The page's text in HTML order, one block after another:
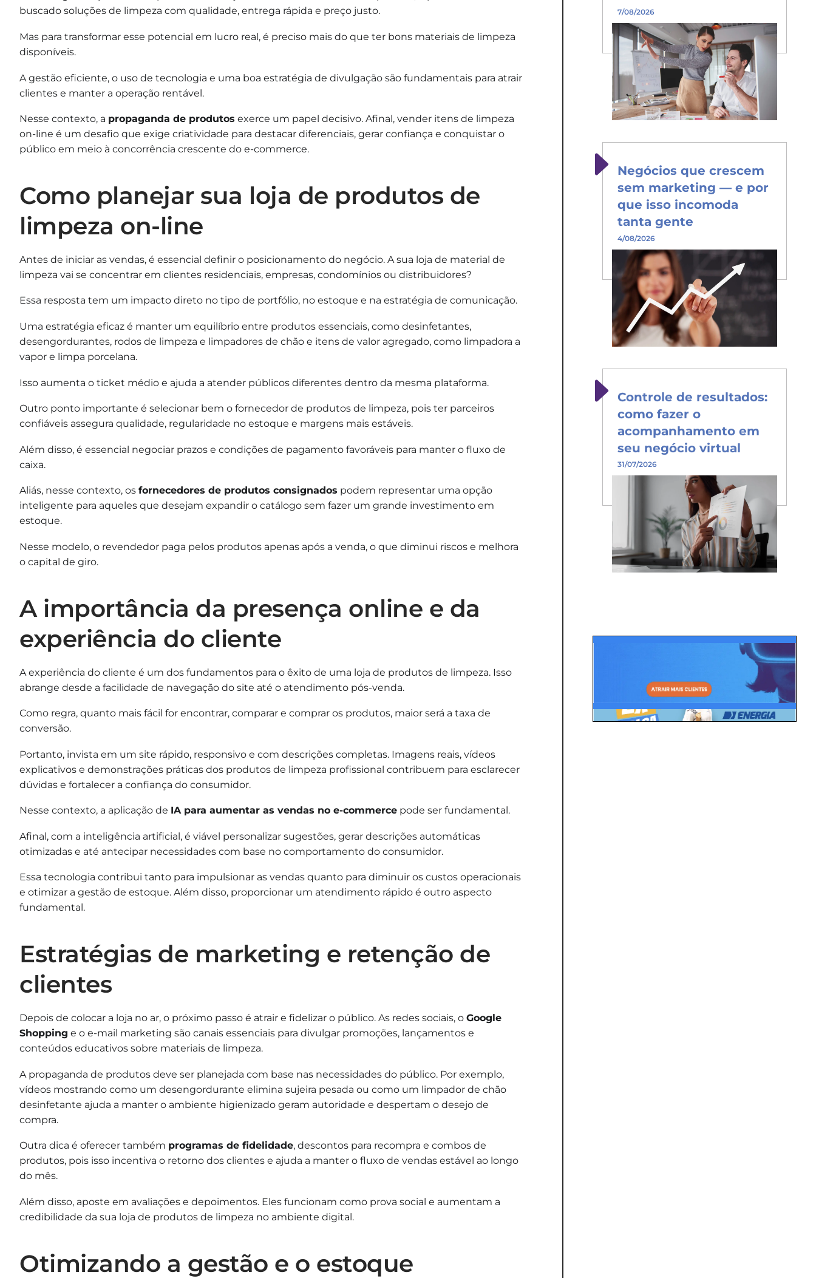
buscado soluções de limpeza com qualidade, entrega rápida e preço justo.
Mas para transformar esse potencial em lucro real, é preciso mais do que ter bons materiais de limpeza
disponíveis.
A gestão eficiente, o uso de tecnologia e uma boa estratégia de divulgação são fundamentais para atrair
clientes e manter a operação rentável.
Nesse contexto, a propaganda de produtos exerce um papel decisivo. Afinal, vender itens de limpeza
on-line é um desafio que exige criatividade para destacar diferenciais, gerar confiança e conquistar o
público em meio à concorrência crescente do e-commerce.
Como planejar sua loja de produtos de
limpeza on-line
Antes de iniciar as vendas, é essencial definir o posicionamento do negócio. A sua loja de material de
limpeza vai se concentrar em clientes residenciais, empresas, condomínios ou distribuidores?
Essa resposta tem um impacto direto no tipo de portfólio, no estoque e na estratégia de comunicação.
Uma estratégia eficaz é manter um equilíbrio entre produtos essenciais, como desinfetantes,
desengordurantes, rodos de limpeza e limpadores de chão e itens de valor agregado, como limpadora a
vapor e limpa porcelana.
Isso aumenta o ticket médio e ajuda a atender públicos diferentes dentro da mesma plataforma.
Outro ponto importante é selecionar bem o fornecedor de produtos de limpeza, pois ter parceiros
confiáveis assegura qualidade, regularidade no estoque e margens mais estáveis.
Além disso, é essencial negociar prazos e condições de pagamento favoráveis para manter o fluxo de
caixa.
Aliás, nesse contexto, os fornecedores de produtos consignados podem representar uma opção
inteligente para aqueles que desejam expandir o catálogo sem fazer um grande investimento em
estoque.
Nesse modelo, o revendedor paga pelos produtos apenas após a venda, o que diminui riscos e melhora
o capital de giro.
A importância da presença online e da
experiência do cliente
A experiência do cliente é um dos fundamentos para o êxito de uma loja de produtos de limpeza. Isso
abrange desde a facilidade de navegação do site até o atendimento pós-venda.
Como regra, quanto mais fácil for encontrar, comparar e comprar os produtos, maior será a taxa de
conversão.
Portanto, invista em um site rápido, responsivo e com descrições completas. Imagens reais, vídeos
explicativos e demonstrações práticas dos produtos de limpeza profissional contribuem para esclarecer
dúvidas e fortalecer a confiança do consumidor.
Nesse contexto, a aplicação de IA para aumentar as vendas no e-commerce pode ser fundamental.
Afinal, com a inteligência artificial, é viável personalizar sugestões, gerar descrições automáticas
otimizadas e até antecipar necessidades com base no comportamento do consumidor.
Essa tecnologia contribui tanto para impulsionar as vendas quanto para diminuir os custos operacionais
e otimizar a gestão de estoque. Além disso, proporcionar um atendimento rápido é outro aspecto
fundamental.
Estratégias de marketing e retenção de
clientes
Depois de colocar a loja no ar, o próximo passo é atrair e fidelizar o público. As redes sociais, o Google
Shopping e o e-mail marketing são canais essenciais para divulgar promoções, lançamentos e
conteúdos educativos sobre materiais de limpeza.
A propaganda de produtos deve ser planejada com base nas necessidades do público. Por exemplo,
vídeos mostrando como um desengordurante elimina sujeira pesada ou como um limpador de chão
desinfetante ajuda a manter o ambiente higienizado geram autoridade e despertam o desejo de
compra.
Outra dica é oferecer também programas de fidelidade, descontos para recompra e combos de
produtos, pois isso incentiva o retorno dos clientes e ajuda a manter o fluxo de vendas estável ao longo
do mês.
Além disso, aposte em avaliações e depoimentos. Eles funcionam como prova social e aumentam a
credibilidade da sua loja de produtos de limpeza no ambiente digital.
Otimizando a gestão e o estoque
7/08/2026
Negócios que crescem
sem marketing — e por
que isso incomoda
tanta gente
4/08/2026
Controle de resultados:
como fazer o
acompanhamento em
seu negócio virtual
31/07/2026